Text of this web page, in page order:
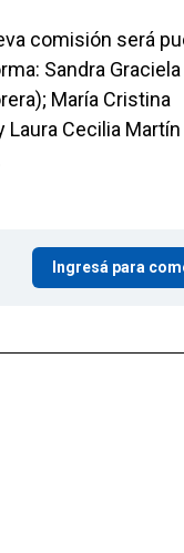
comisión será
Sandra Graciela
María Cristina
Cecilia Martín
Ingresá para